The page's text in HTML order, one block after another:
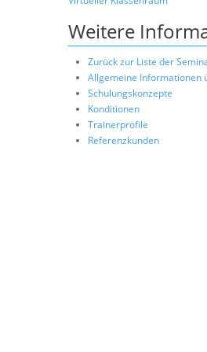
Weitere
Zurück zur Liste der
Allgemeine Informationen
Schulungskonzepte
Konditionen
Trainerprofile
Referenzkunden